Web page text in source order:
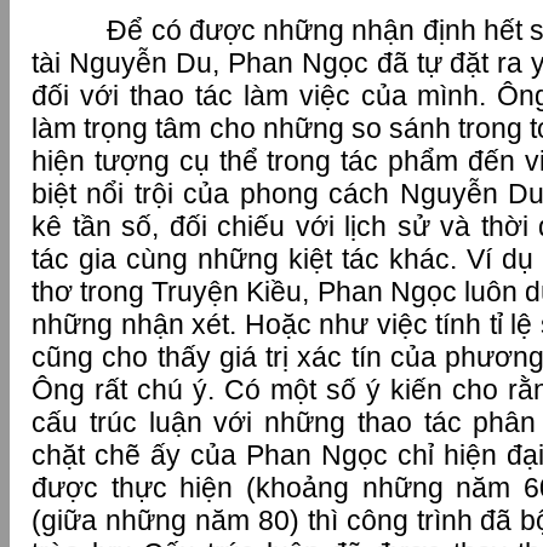
Để có được những nhận định hết
tài Nguyễn Du, Phan Ngọc đã tự đặt ra
đối với thao tác làm việc của mình.
làm trọng tâm cho những so sánh trong
hiện tượng cụ thể trong tác phẩm đến
biệt nổi trội của phong cách Nguyễn
kê tần số, đối chiếu với lịch sử và thời
tác gia cùng những kiệt tác khác. Ví
thơ trong Truyện Kiều, Phan Ngọc luôn
những nhận xét. Hoặc như việc tính tỉ
cũng cho thấy giá trị xác tín của
Ông rất chú ý. Có một số ý kiến cho
cấu trúc luận với những thao tác
chặt chẽ ấy của Phan Ngọc chỉ hiện
được thực hiện (khoảng những năm
(giữa những năm 80) thì công trình đã